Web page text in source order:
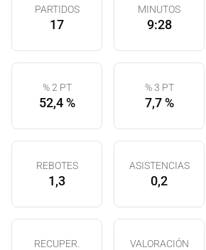
PARTIDOS
17
MINUTOS
9:28
% 2 PT
52,4 %
% 3 PT
7,7 %
REBOTES
1,3
ASISTENCIAS
0,2
RECUPER. VALORACIÓN